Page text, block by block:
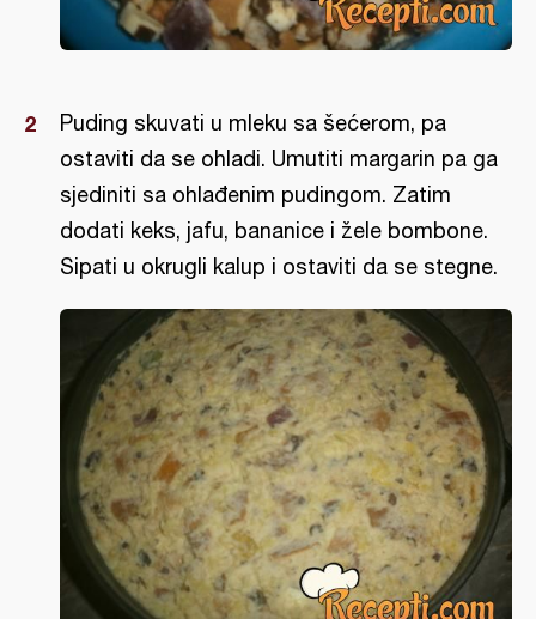
Puding skuvati u mleku sa šećerom, pa
ostaviti da se ohladi. Umutiti margarin pa ga
sjediniti sa ohlađenim pudingom. Zatim
dodati keks, jafu, bananice i žele bombone.
Sipati u okrugli kalup i ostaviti da se stegne.